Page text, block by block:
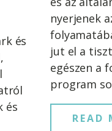
és
és
nyerjenek
jut el a
egészen a
program
READ